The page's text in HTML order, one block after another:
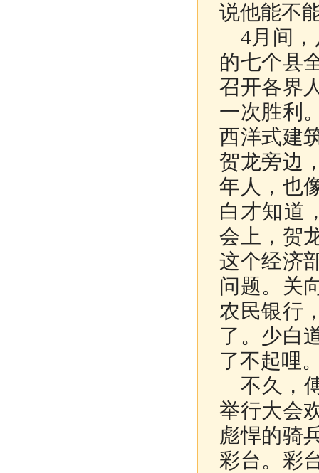
说他能不
4月间，
的七个县
召开各界
一次胜利
西洋式建
贺龙旁边
年人，也
白才知道
会上，贺
这个经济
问题。关
农民银行
了。少白
了不起哩
不久，
举行大会
彪悍的骑
彩台。彩